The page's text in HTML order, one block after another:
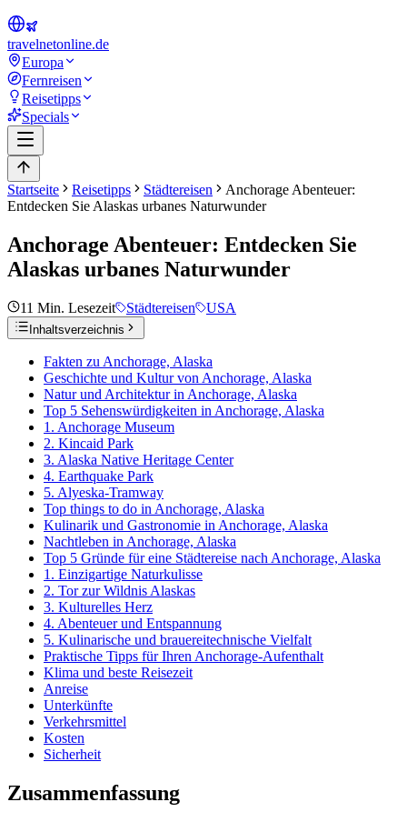
travelnetonline.de
Europa
Fernreisen
Reisetipps
Specials
Startseite Reisetipps Städtereisen
Anchorage Abenteuer:
Entdecken Sie Alaskas urbanes Naturwunder
Anchorage Abenteuer: Entdecken Sie
Alaskas urbanes Naturwunder
11 Min. Lesezeit Städtereisen USA
Inhaltsverzeichnis
Fakten zu Anchorage, Alaska
Geschichte und Kultur von Anchorage, Alaska
Natur und Architektur in Anchorage, Alaska
Top 5 Sehenswürdigkeiten in Anchorage, Alaska
1. Anchorage Museum
2. Kincaid Park
3. Alaska Native Heritage Center
4. Earthquake Park
5. Alyeska-Tramway
Top things to do in Anchorage, Alaska
Kulinarik und Gastronomie in Anchorage, Alaska
Nachtleben in Anchorage, Alaska
Top 5 Gründe für eine Städtereise nach Anchorage, Alaska
1. Einzigartige Naturkulisse
2. Tor zur Wildnis Alaskas
3. Kulturelles Herz
4. Abenteuer und Entspannung
5. Kulinarische und brauereitechnische Vielfalt
Praktische Tipps für Ihren Anchorage-Aufenthalt
Klima und beste Reisezeit
Anreise
Unterkünfte
Verkehrsmittel
Kosten
Sicherheit
Zusammenfassung